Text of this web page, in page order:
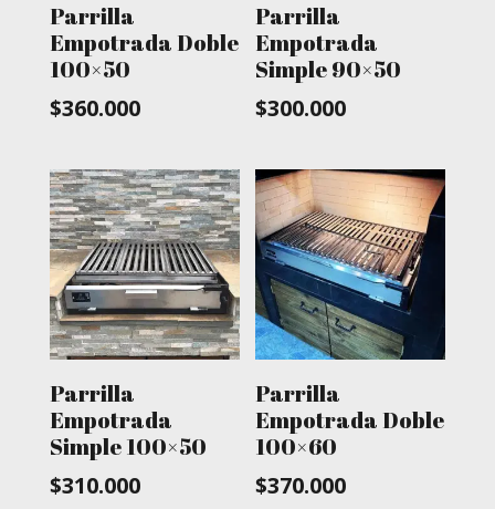
Parrilla
Empotrada Doble
100×50
$360.000
Parrilla
Empotrada
Simple 90×50
$300.000
Parrilla
Empotrada
Simple 100×50
$310.000
Parrilla
Empotrada Doble
100×60
$370.000